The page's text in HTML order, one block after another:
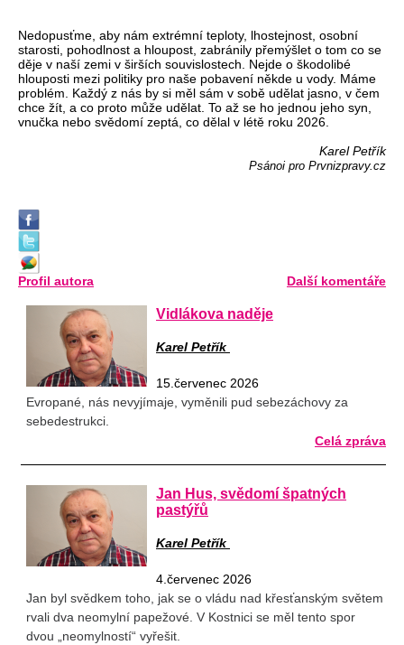
Nedopusťme, aby nám extrémní teploty, lhostejnost, osobní
starosti, pohodlnost a hloupost, zabránily přemýšlet o tom co se
děje v naší zemi v širších souvislostech. Nejde o škodolibé
hlouposti mezi politiky pro naše pobavení někde u vody. Máme
problém. Každý z nás by si měl sám v sobě udělat jasno, v čem
chce žít, a co proto může udělat. To až se ho jednou jeho syn,
vnučka nebo svědomí zeptá, co dělal v létě roku 2026.
Karel Petřík
Psánoi pro Prvnizpravy.cz
Profil autora Další komentáře
Vidlákova naděje
Karel Petřík
15.červenec 2026
Evropané, nás nevyjímaje, vyměnili pud sebezáchovy za
sebedestrukci.
Celá zpráva
Jan Hus, svědomí špatných
pastýřů
Karel Petřík
4.červenec 2026
Jan byl svědkem toho, jak se o vládu nad křesťanským světem
rvali dva neomylní papežové. V Kostnici se měl tento spor
dvou „neomylností“ vyřešit.